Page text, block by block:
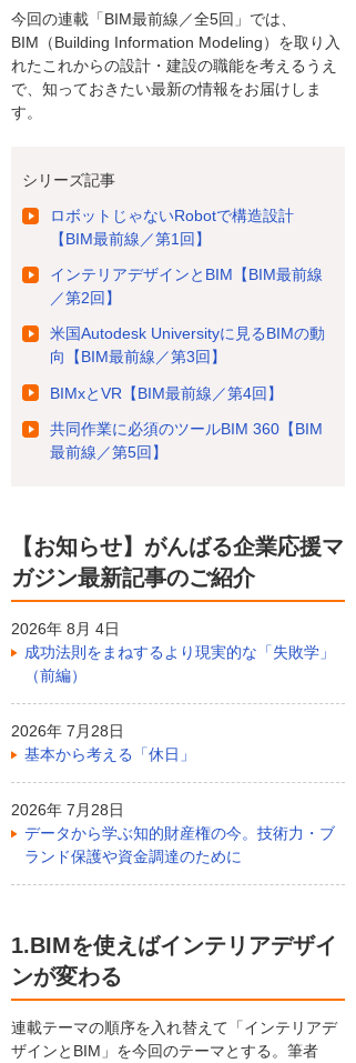
今回の連載「BIM最前線／全5回」では、
BIM（Building Information Modeling）を取り入
れたこれからの設計・建設の職能を考えるうえ
で、知っておきたい最新の情報をお届けしま
す。
シリーズ記事
ロボットじゃないRobotで構造設計
【BIM最前線／第1回】
インテリアデザインとBIM【BIM最前線
／第2回】
米国Autodesk Universityに見るBIMの動
向【BIM最前線／第3回】
BIMxとVR【BIM最前線／第4回】
共同作業に必須のツールBIM 360【BIM
最前線／第5回】
【お知らせ】がんばる企業応援マ
ガジン最新記事のご紹介
2026年 8月 4日
成功法則をまねするより現実的な「失敗学」
（前編）
2026年 7月28日
基本から考える「休日」
2026年 7月28日
データから学ぶ知的財産権の今。技術力・ブ
ランド保護や資金調達のために
1.BIMを使えばインテリアデザイ
ンが変わる
連載テーマの順序を入れ替えて「インテリアデ
ザインとBIM」を今回のテーマとする。筆者